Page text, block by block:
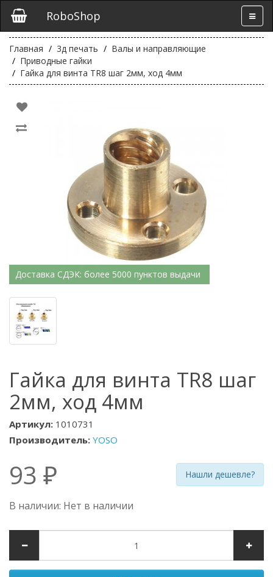
RoboShop
Главная 3д печать
Валы и направляющие
Приводные гайки
Гайка для винта TR8 шаг 2мм, ход 4мм
Доставка СДЭК: более 5000 пунктов выдачи
Гайка для винта TR8 шаг
2мм, ход 4мм
Артикул: 1010731
Производитель: YOSO
93 ₽ Нашли дешевле?
В наличии: Нет в наличии